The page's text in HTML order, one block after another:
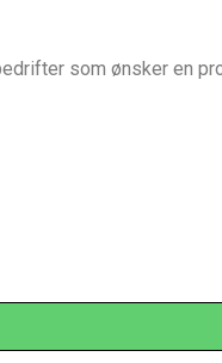
som ønsker en